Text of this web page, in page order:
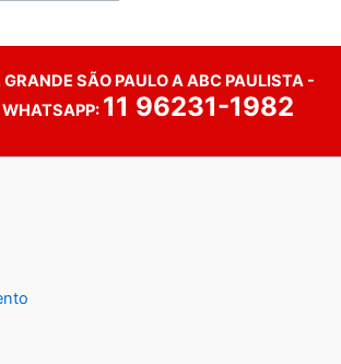
GRANDE SÃO PAULO A ABC PAULISTA -
11 96231-1982